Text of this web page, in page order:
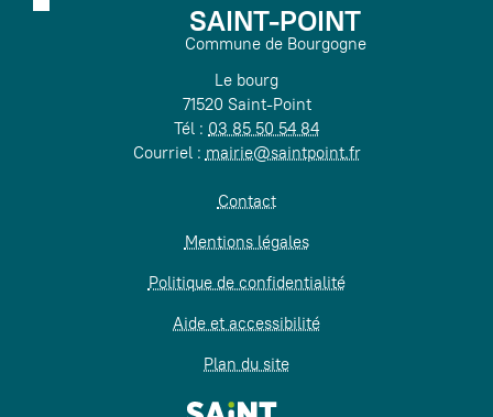
SAINT-POINT
Commune de Bourgogne
Le bourg
71520 Saint-Point
Tél : 03 85 50 54 84
Courriel : mairie@saintpoint.fr
Contact
Mentions légales
Politique de confidentialité
Aide et accessibilité
Plan du site